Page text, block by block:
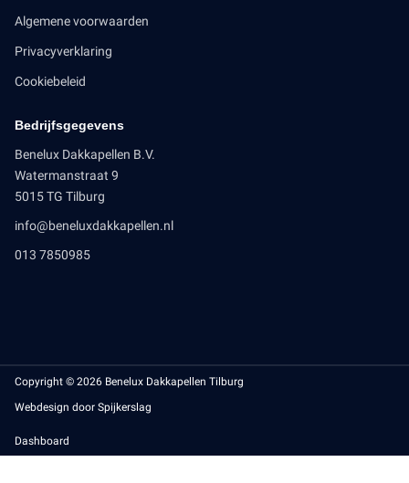
Algemene voorwaarden
Privacyverklaring
Cookiebeleid
Bedrijfsgegevens
Benelux Dakkapellen B.V.
Watermanstraat 9
5015 TG Tilburg
info@beneluxdakkapellen.nl
013 7850985
Copyright © 2026 Benelux Dakkapellen Tilburg
Webdesign door Spijkerslag
Dashboard